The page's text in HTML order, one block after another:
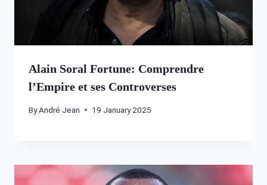
Alain Soral Fortune: Comprendre
l’Empire et ses Controverses
ByAndré Jean 19 January 2025